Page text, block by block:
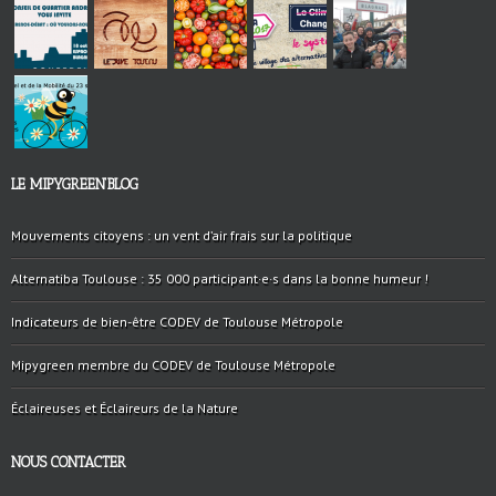
LE MIPYGREEN’BLOG
Mouvements citoyens : un vent d’air frais sur la politique
Alternatiba Toulouse : 35 000 participant·e·s dans la bonne humeur !
Indicateurs de bien-être CODEV de Toulouse Métropole
Mipygreen membre du CODEV de Toulouse Métropole
Éclaireuses et Éclaireurs de la Nature
NOUS CONTACTER